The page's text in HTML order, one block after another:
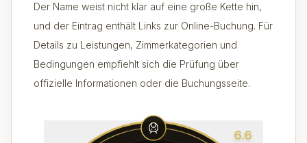
Der Name weist nicht klar auf eine große Kette hin,
und der Eintrag enthält Links zur Online-Buchung. Für
Details zu Leistungen, Zimmerkategorien und
Bedingungen empfiehlt sich die Prüfung über
offizielle Informationen oder die Buchungsseite.
6.6